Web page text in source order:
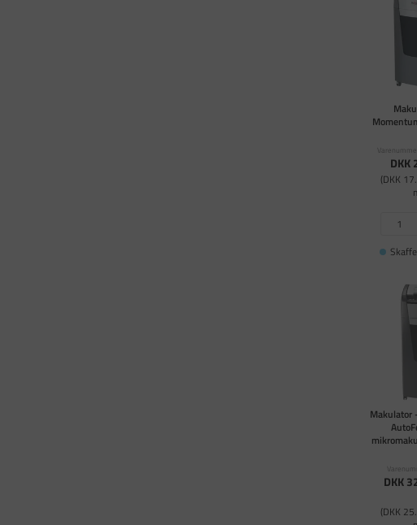
DKK
(DKK
Makulator
DKK
(DKK